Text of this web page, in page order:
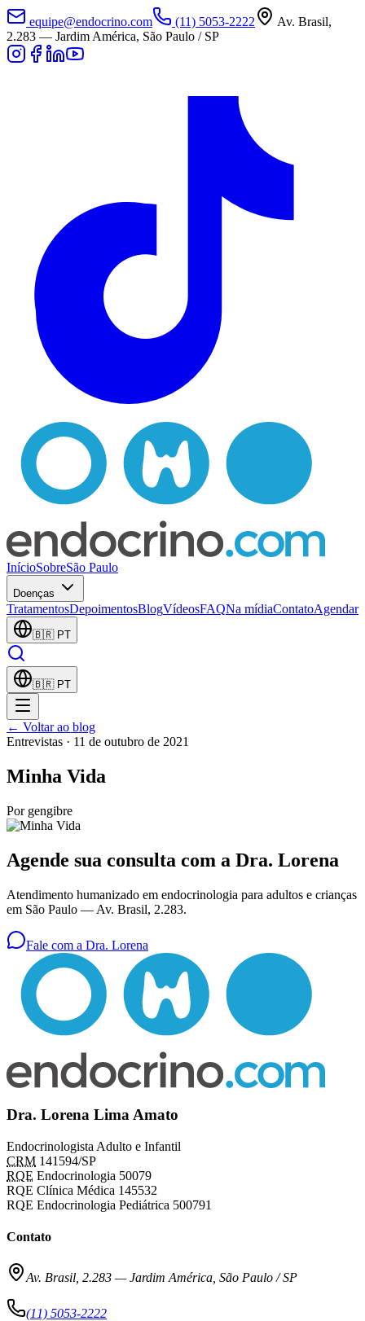
equipe@endocrino.com (11) 5053-2222
Av. Brasil,
2.283 — Jardim América, São Paulo / SP
InícioSobreSão Paulo
Doenças
TratamentosDepoimentosBlogVídeosFAQNa mídiaContatoAgendar
🇧🇷 PT
🇧🇷 PT
← Voltar ao blog
Entrevistas · 11 de outubro de 2021
Minha Vida
Por gengibre
Agende sua consulta com a Dra. Lorena
Atendimento humanizado em endocrinologia para adultos e crianças
em São Paulo — Av. Brasil, 2.283.
Fale com a Dra. Lorena
Dra. Lorena Lima Amato
Endocrinologista Adulto e Infantil
CRM 141594/SP
RQE Endocrinologia 50079
RQE Clínica Médica 145532
RQE Endocrinologia Pediátrica 500791
Contato
Av. Brasil, 2.283 —Jardim América, São Paulo / SP
(11) 5053-2222